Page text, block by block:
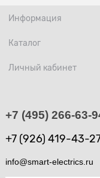
Информация
Каталог
Личный кабинет
+7 (495) 266-63-
+7 (926) 419-43-
info@smart-electrics.ru